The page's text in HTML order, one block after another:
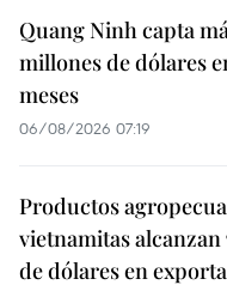
Quang Ninh capta
millones de dólares
meses
06/08/2026 07:19
Productos
vietnamitas
de dólares en